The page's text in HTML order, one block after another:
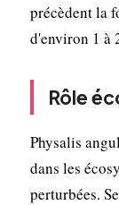
précèdent la
d'environ 1 à
Rôle
Physalis
dans les
perturbées.